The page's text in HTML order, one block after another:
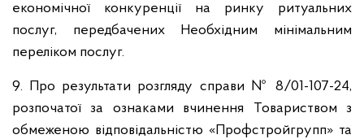
економічної конкуренції на ринку ритуальних
послуг, передбачених Необхідним мінімальним
переліком послуг.
9. Про результати розгляду справи № 8/01-107-24,
розпочатої за ознаками вчинення Товариством з
обмеженою відповідальністю «Профстройгрупп» та